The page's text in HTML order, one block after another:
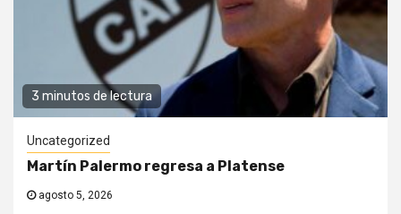
3 minutos de lectura
Uncategorized
Martín Palermo regresa a Platense
agosto 5, 2026